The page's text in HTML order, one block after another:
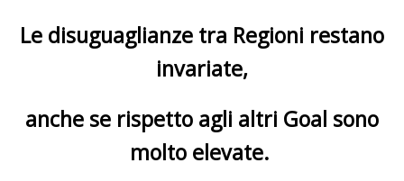
Le disuguaglianze tra Regioni restano
invariate,
anche se rispetto agli altri Goal sono
molto elevate.